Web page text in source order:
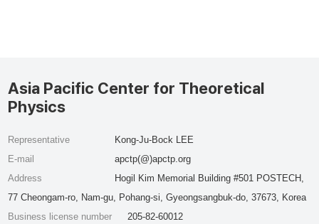
Asia Pacific Center for Theoretical
Physics
Representative
Kong-Ju-Bock LEE
E-mail
apctp(@)apctp.org
Address
Hogil Kim Memorial Building #501 POSTECH,
77 Cheongam-ro, Nam-gu, Pohang-si, Gyeongsangbuk-do, 37673, Korea
Business license number
205-82-60012